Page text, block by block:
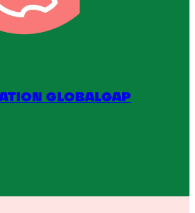
GLOBALGAP